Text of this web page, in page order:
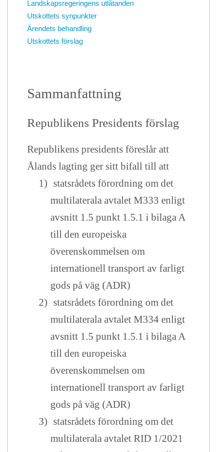
Landskapsregeringens utlåtanden
Utskottets synpunkter
Ärendets behandling
Utskottets förslag
Sammanfattning
Republikens Presidents förslag
Republikens presidents föreslår att
Ålands lagting ger sitt bifall till att
1) statsrådets förordning om det
multilaterala avtalet M333 enligt
avsnitt 1.5 punkt 1.5.1 i bilaga A
till den europeiska
överenskommelsen om
internationell transport av farligt
gods på väg (ADR)
2) statsrådets förordning om det
multilaterala avtalet M334 enligt
avsnitt 1.5 punkt 1.5.1 i bilaga A
till den europeiska
överenskommelsen om
internationell transport av farligt
gods på väg (ADR)
3) statsrådets förordning om det
multilaterala avtalet RID 1/2021